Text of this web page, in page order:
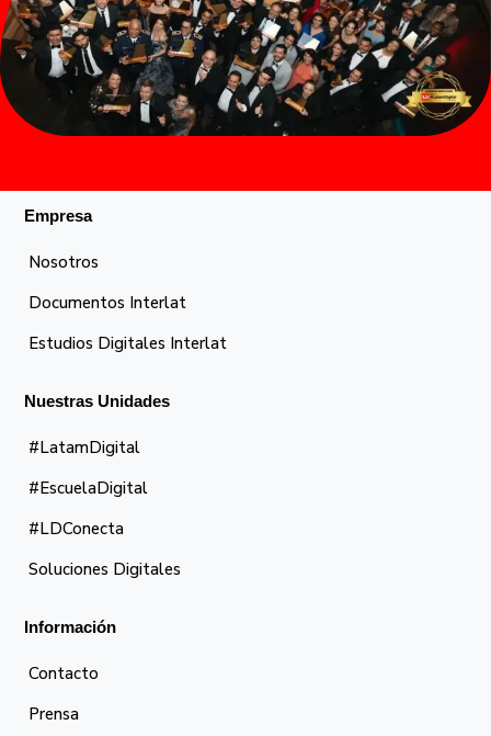
Empresa
Nosotros
Documentos Interlat
Estudios Digitales Interlat
Nuestras Unidades
#LatamDigital
#EscuelaDigital
#LDConecta
Soluciones Digitales
Información
Contacto
Prensa